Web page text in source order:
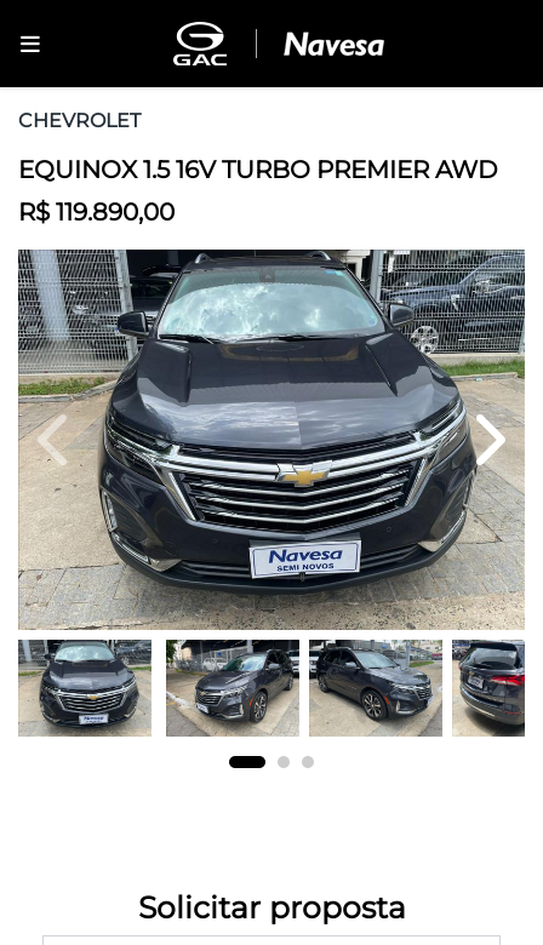
CHEVROLET
EQUINOX 1.5 16V TURBO PREMIER AWD
R$ 119.890,00
Previous Next
Solicitar proposta